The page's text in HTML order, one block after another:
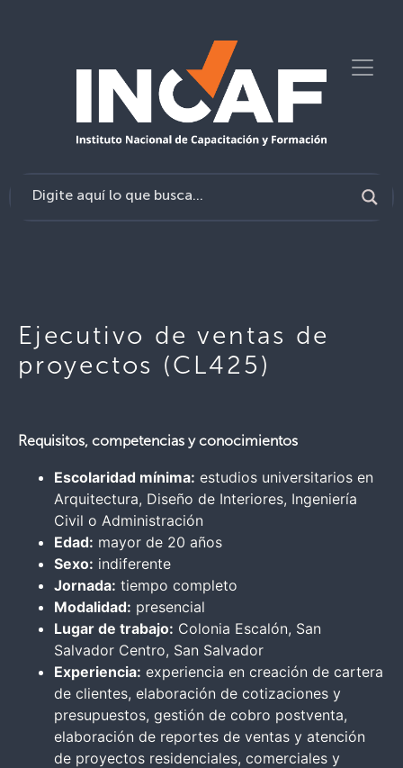
Ejecutivo de ventas de
proyectos (CL425)
Requisitos, competencias y conocimientos
Escolaridad mínima: estudios universitarios en
Arquitectura, Diseño de Interiores, Ingeniería
Civil o Administración
Edad: mayor de 20 años
Sexo: indiferente
Jornada: tiempo completo
Modalidad: presencial
Lugar de trabajo: Colonia Escalón, San
Salvador Centro, San Salvador
Experiencia: experiencia en creación de cartera
de clientes, elaboración de cotizaciones y
presupuestos, gestión de cobro postventa,
elaboración de reportes de ventas y atención
de proyectos residenciales, comerciales y